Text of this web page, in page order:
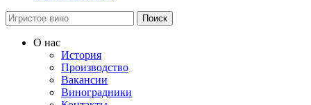
Поиск
О нас
История
Производство
Вакансии
Виноградники